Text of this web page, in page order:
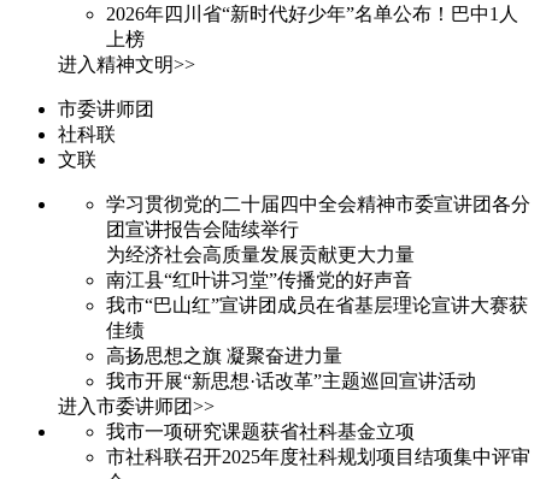
2026年四川省“新时代好少年”名单公布！巴中1人
上榜
进入精神文明>>
市委讲师团
社科联
文联
学习贯彻党的二十届四中全会精神市委宣讲团各分
团宣讲报告会陆续举行
为经济社会高质量发展贡献更大力量
南江县“红叶讲习堂”传播党的好声音
我市“巴山红”宣讲团成员在省基层理论宣讲大赛获
佳绩
高扬思想之旗 凝聚奋进力量
我市开展“新思想·话改革”主题巡回宣讲活动
进入市委讲师团>>
我市一项研究课题获省社科基金立项
市社科联召开2025年度社科规划项目结项集中评审